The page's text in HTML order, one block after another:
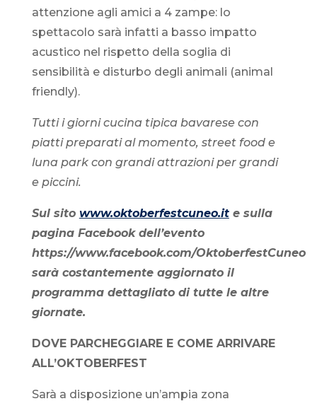
attenzione agli amici a 4 zampe: lo
spettacolo sarà infatti a basso impatto
acustico nel rispetto della soglia di
sensibilità e disturbo degli animali (animal
friendly).
Tutti i giorni cucina tipica bavarese con
piatti preparati al momento, street food e
luna park con grandi attrazioni per grandi
e piccini.
Sul sito www.oktoberfestcuneo.ite sulla
pagina Facebook dell’evento
https://www.facebook.com/OktoberfestCuneo
sarà costantemente aggiornato il
programma dettagliato di tutte le altre
giornate.
DOVE PARCHEGGIARE E COME ARRIVARE
ALL’OKTOBERFEST
Sarà a disposizione un’ampia zona